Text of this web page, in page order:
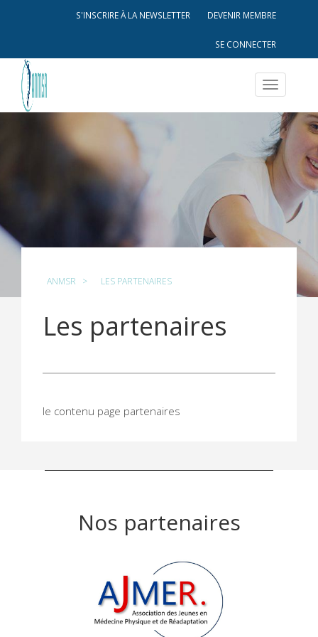
S'INSCRIRE À LA NEWSLETTER DEVENIR MEMBRE
SE CONNECTER
Toggle
ANMSR > LES PARTENAIRES
Les partenaires
le contenu page partenaires
Nos partenaires